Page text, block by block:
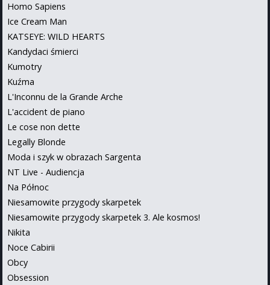
Homo Sapiens
Ice Cream Man
KATSEYE: WILD HEARTS
Kandydaci śmierci
Kumotry
Kuźma
L'Inconnu de la Grande Arche
L'accident de piano
Le cose non dette
Legally Blonde
Moda i szyk w obrazach Sargenta
NT Live - Audiencja
Na Północ
Niesamowite przygody skarpetek
Niesamowite przygody skarpetek 3. Ale kosmos!
Nikita
Noce Cabirii
Obcy
Obsession